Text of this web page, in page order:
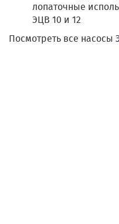
лопаточные
ЭЦВ 10 и 12
Посмотреть все насосы